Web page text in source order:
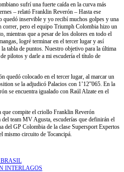
sufrí una fuerte caída en la curva más
– relató Franklin Reverón – Hasta ese
quedó inservible y yo recibí muchos golpes y una
correr, pero el equipo Triumph Colombia hizo un
mientras que a pesar de los dolores en todo el
logré terminar en el tercer lugar y así
tabla de puntos. Nuestro objetivo para la última
pilotos y darle a mi escudería el título de
quedó colocado en el tercer lugar, al marcar un
se la adjudicó Palacios con 1’12”065. En la
se encuentra igualado con Raúl Alzate en el
compite el criollo Franklin Reverón
team MV Agusta, escuderías que definirán el
del GP Colombia de la clase Supersport Expertos
mismo circuito de Tocancipá.
BRASIL
INTERLAGOS